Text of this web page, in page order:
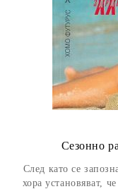
Сезонно
След като се
хора установяват,